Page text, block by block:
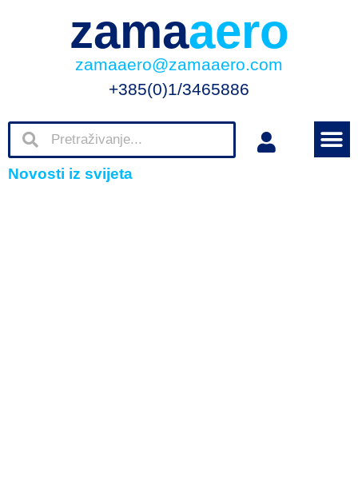
zamaaero
zamaaero@zamaaero.com
+385(0)1/3465886
Novosti iz svijeta